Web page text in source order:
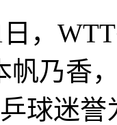
，
帆乃香
球迷